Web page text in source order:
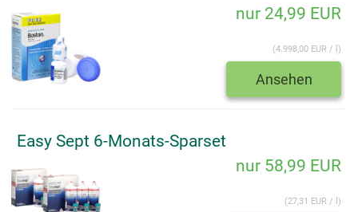
nur 24,99 EUR
(4.998,00 EUR / l)
Ansehen
Easy Sept 6-Monats-Sparset
nur 58,99 EUR
(27,31 EUR / l)